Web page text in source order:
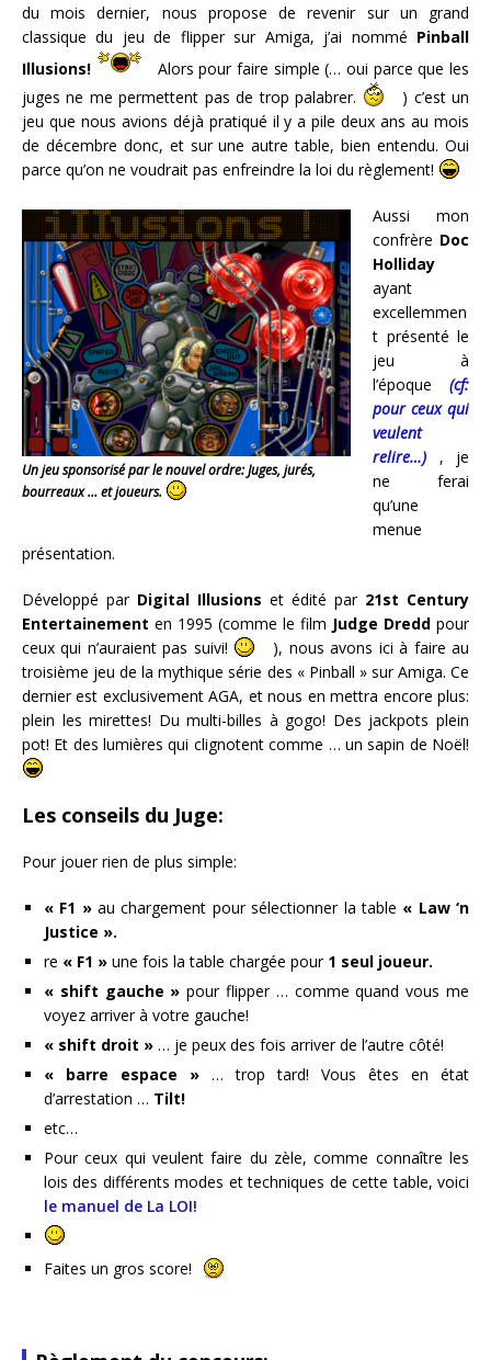
du mois dernier, nous propose de revenir sur un grand
classique du jeu de flipper sur Amiga, j’ai nommé Pinball
Illusions!
Alors pour faire simple (… oui parce que les
juges ne me permettent pas de trop palabrer.
) c’est un
jeu que nous avions déjà pratiqué il y a pile deux ans au mois
de décembre donc, et sur une autre table, bien entendu. Oui
parce qu’on ne voudrait pas enfreindre la loi du règlement!
Un jeu sponsorisé par le nouvel ordre: Juges, jurés,
bourreaux … et joueurs.
Aussi mon
confrère Doc
Holliday
ayant
excellemmen
t présenté le
jeu à
l’époque (cf:
pour ceux qui
veulent
relire…) , je
ne ferai
qu’une
menue
présentation.
Développé par Digital Illusions et édité par 21st Century
Entertainement en 1995 (comme le film Judge Dredd pour
ceux qui n’auraient pas suivi!
), nous avons ici à faire au
troisième jeu de la mythique série des « Pinball » sur Amiga. Ce
dernier est exclusivement AGA, et nous en mettra encore plus:
plein les mirettes! Du multi-billes à gogo! Des jackpots plein
pot! Et des lumières qui clignotent comme … un sapin de Noël!
Les conseils du Juge:
Pour jouer rien de plus simple:
« F1 »au chargement pour sélectionner la table « Law ‘n
Justice ».
re « F1 » une fois la table chargée pour 1 seul joueur.
« shift gauche » pour flipper … comme quand vous me
voyez arriver à votre gauche!
« shift droit » … je peux des fois arriver de l’autre côté!
« barre espace » … trop tard! Vous êtes en état
d’arrestation … Tilt!
etc…
Pour ceux qui veulent faire du zèle, comme connaître les
lois des différents modes et techniques de cette table, voici
le manuel de La LOI!
Faites un gros score!